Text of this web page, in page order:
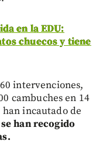
en la EDU:
chuecos y tiene
intervenciones,
cambuches en 14
han incautado de
se han recogido